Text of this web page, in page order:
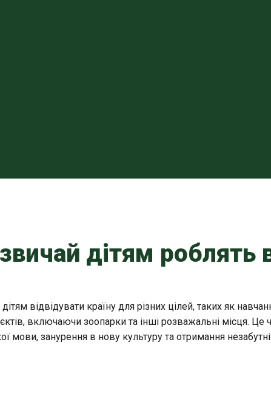
дітям роблять
відвідувати країну для різних цілей, таких як
включаючи зоопарки та інші розважальні місця.
мови, занурення в нову культуру та отримання